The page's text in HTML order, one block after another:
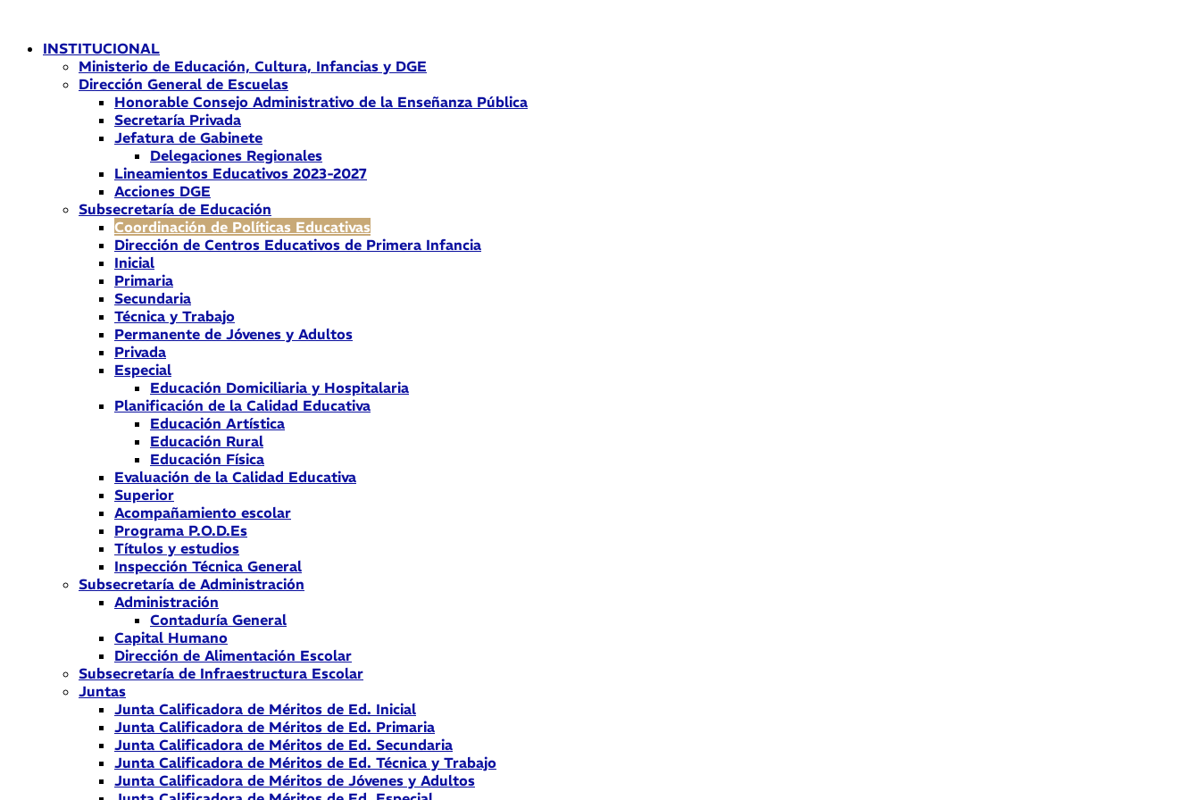
contenidoINSTITUCIONAL
Ministerio de Educación, Cultura, Infancias y DGE
Dirección General de Escuelas
Honorable Consejo Administrativo de la Enseñanza Pública
Secretaría Privada
Jefatura de Gabinete
Delegaciones Regionales
Lineamientos Educativos 2023-2027
Acciones DGE
Subsecretaría de Educación
Coordinación de Políticas Educativas
Dirección de Centros Educativos de Primera Infancia
Inicial
Primaria
Secundaria
Técnica y Trabajo
Permanente de Jóvenes y Adultos
Privada
Especial
Educación Domiciliaria y Hospitalaria
Planificación de la Calidad Educativa
Educación Artística
Educación Rural
Educación Física
Evaluación de la Calidad Educativa
Superior
Acompañamiento escolar
Programa P.O.D.Es
Títulos y estudios
Inspección Técnica General
Subsecretaría de Administración
Administración
Contaduría General
Capital Humano
Dirección de Alimentación Escolar
Subsecretaría de Infraestructura Escolar
Juntas
Junta Calificadora de Méritos de Ed. Inicial
Junta Calificadora de Méritos de Ed. Primaria
Junta Calificadora de Méritos de Ed. Secundaria
Junta Calificadora de Méritos de Ed. Técnica y Trabajo
Junta Calificadora de Méritos de Jóvenes y Adultos